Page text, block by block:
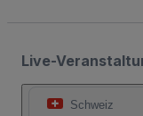
Live-
Schweiz